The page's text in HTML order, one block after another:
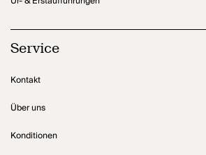
Service
Kontakt
Über uns
Konditionen